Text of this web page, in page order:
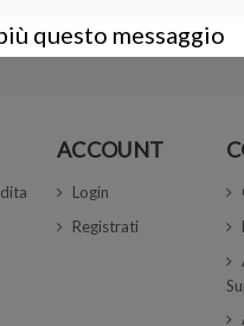
ACCOUNT
Login
Registrati
questo messaggio